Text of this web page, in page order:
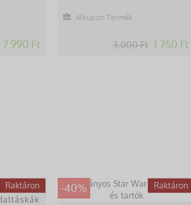
7.990 Ft
Alkupon Termék
3.000 Ft 1.750 Ft
Lekésted
Raktáron Lekésted
Raktáron
-40%